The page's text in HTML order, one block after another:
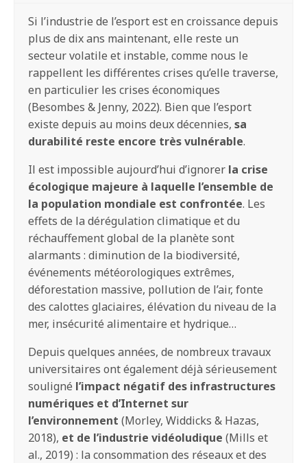
Si l’industrie de l’esport est en croissance depuis
plus de dix ans maintenant, elle reste un
secteur volatile et instable, comme nous le
rappellent les différentes crises qu’elle traverse,
en particulier les crises économiques
(Besombes & Jenny, 2022). Bien que l’esport
existe depuis au moins deux décennies,sa
durabilité reste encore très vulnérable.
Il est impossible aujourd’hui d’ignorer la crise
écologique majeure à laquelle l’ensemble de
la population mondiale est confrontée. Les
effets de la dérégulation climatique et du
réchauffement global de la planète sont
alarmants : diminution de la biodiversité,
événements météorologiques extrêmes,
déforestation massive, pollution de l’air, fonte
des calottes glaciaires, élévation du niveau de la
mer, insécurité alimentaire et hydrique…
Depuis quelques années, de nombreux travaux
universitaires ont également déjà sérieusement
souligné l’impact négatif des infrastructures
numériques et d’Internet sur
l’environnement (Morley, Widdicks & Hazas,
2018), et de l’industrie vidéoludique(Mills et
al., 2019) : la consommation des réseaux et des